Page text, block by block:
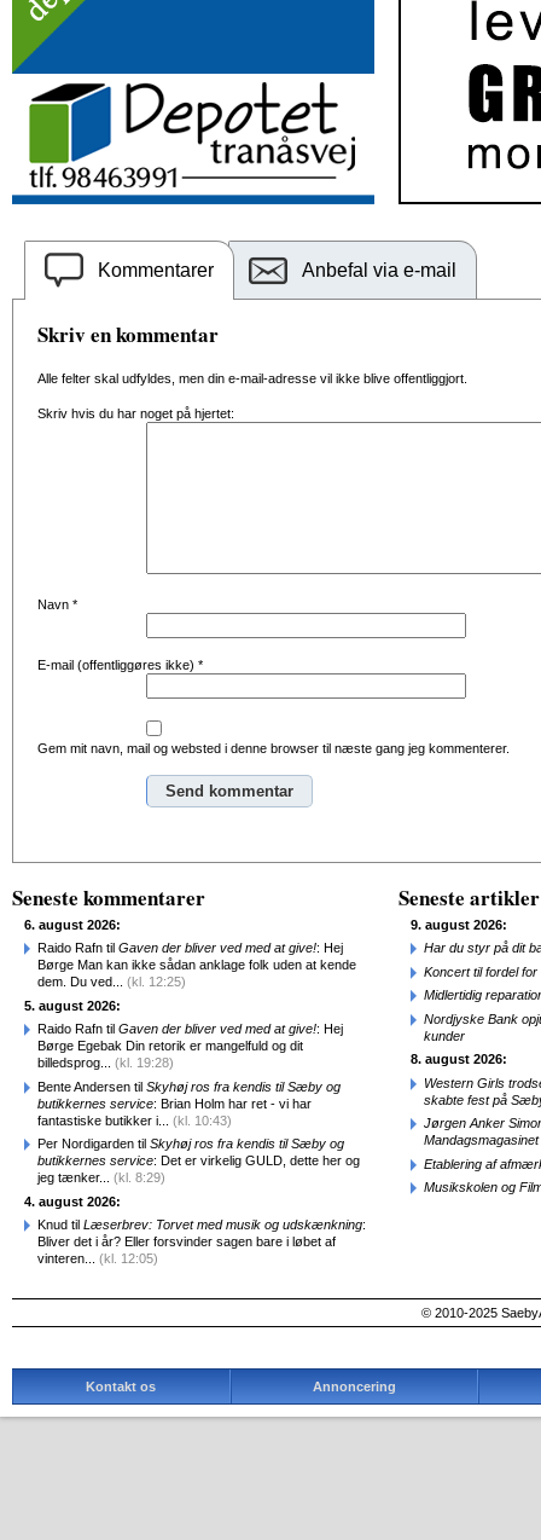
Kommentarer Anbefal via e-mail
Skriv en kommentar
Alle felter skal udfyldes, men din e-mail-adresse vil ikke blive offentliggjort.
Skriv hvis du har noget på hjertet:
Navn *
E-mail (offentliggøres ikke) *
Gem mit navn, mail og websted i denne browser til næste gang jeg kommenterer.
Seneste kommentarer
6. august 2026:
Raido Rafn til Gaven der bliver ved med at give!: Hej
Børge Man kan ikke sådan anklage folk uden at kende
dem. Du ved... (kl. 12:25)
5. august 2026:
Raido Rafn til Gaven der bliver ved med at give!: Hej
Børge Egebak Din retorik er mangelfuld og dit
billedsprog... (kl. 19:28)
Bente Andersen til Skyhøj ros fra kendis til Sæby og
butikkernes service: Brian Holm har ret - vi har
fantastiske butikker i... (kl. 10:43)
Per Nordigarden til Skyhøj ros fra kendis til Sæby og
butikkernes service: Det er virkelig GULD, dette her og
jeg tænker... (kl. 8:29)
4. august 2026:
Knud til Læserbrev: Torvet med musik og udskænkning:
Bliver det i år? Eller forsvinder sagen bare i løbet af
vinteren... (kl. 12:05)
Seneste artikler
9. august 2026:
Har du styr på dit
Koncert til fordel
Midlertidig
Nordjyske Bank
kunder
8. august 2026:
Western Girls
skabte fest på
Jørgen Anker
Mandagsmagasinet
Etablering af
Musikskolen og
© 2010-2025
Kontakt os Annoncering